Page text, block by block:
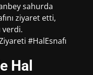
sahurda
ziyaret etti,
verdi.
#HalEsnafı
Hal